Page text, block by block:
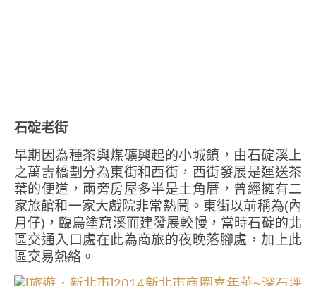
石碇老街
早期因為種茶與煤礦興起的小城鎮，由石碇溪上
之萬壽橋劃分為東街和西街，西街發展是運送茶
葉的便道，兩旁房屋多半是土角厝，曾經擁有二
家旅館和一家大戲院非常熱鬧。東街以前稱為(內
月仔)，臨烏塗窟溪而建發展較慢，當時石碇的北
區交通入口處在此為商旅的夜晚落腳處，加上此
區交易熱絡。